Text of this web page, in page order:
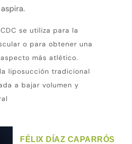
CDC se utiliza para la
o para obtener una
más atlético.
liposucción tradicional
a bajar volumen y
FÉLIX DÍAZ CAPARRÓS